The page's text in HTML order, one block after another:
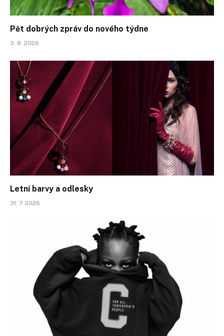
Pět dobrých zpráv do nového týdne
3. 8. 2026
Letní barvy a odlesky
31. 7. 2026